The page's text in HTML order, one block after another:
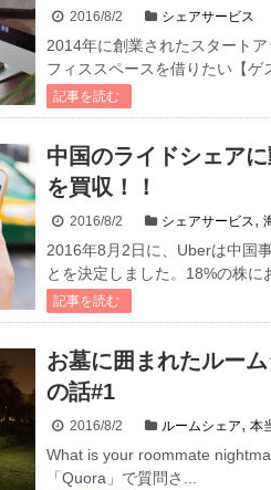
2016/8/2 シェアサービス
2014年に創業されたスタート
フィススペースを借りたい【
記事を読む
中国のライドシェア
を買収！！
2016/8/2 シェアサービス,
2016年8月2日に、Uberは中国
とを決定しました。18%の株に
記事を読む
お墓に囲まれたルー
の話#1
2016/8/2 ルームシェア,本
What is your roommate
「Quora」で質問さ...